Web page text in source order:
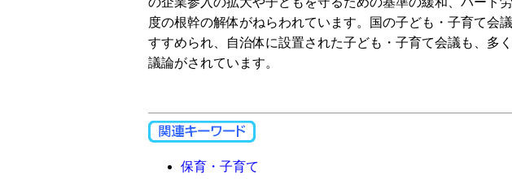
度の根幹の解体がねらわれています。国の子ども・子育て会
すすめられ、自治体に設置された子ども・子育て会議も、多
議論がされています。
保育・子育て